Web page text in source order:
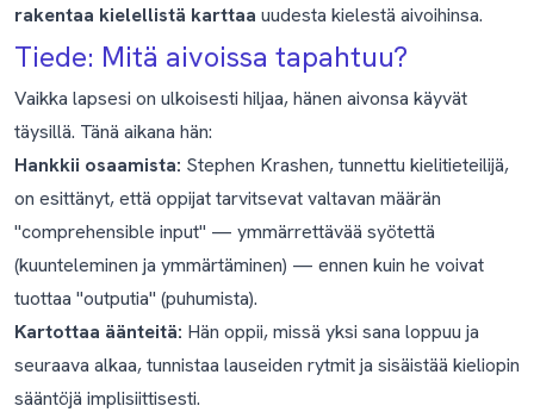
rakentaa kielellistä karttaa uudesta kielestä aivoihinsa.
Tiede: Mitä aivoissa tapahtuu?
Vaikka lapsesi on ulkoisesti hiljaa, hänen aivonsa käyvät
täysillä. Tänä aikana hän:
Hankkii osaamista: Stephen Krashen, tunnettu kielitieteilijä,
on esittänyt, että oppijat tarvitsevat valtavan määrän
"comprehensible input" — ymmärrettävää syötettä
(kuunteleminen ja ymmärtäminen) — ennen kuin he voivat
tuottaa "outputia" (puhumista).
Kartottaa äänteitä: Hän oppii, missä yksi sana loppuu ja
seuraava alkaa, tunnistaa lauseiden rytmit ja sisäistää kieliopin
sääntöjä implisiittisesti.